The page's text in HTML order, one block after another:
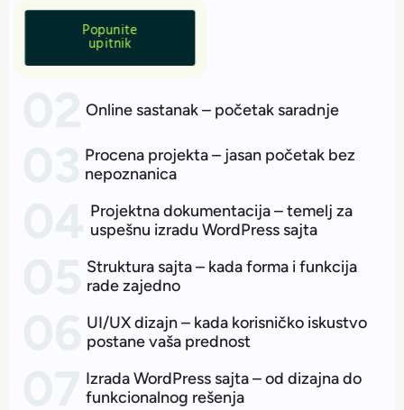
Popunite
upitnik
Online sastanak – početak saradnje
Procena projekta – jasan početak bez
nepoznanica
Projektna dokumentacija – temelj za
uspešnu izradu WordPress sajta
Struktura sajta – kada forma i funkcija
rade zajedno
UI/UX dizajn – kada korisničko iskustvo
postane vaša prednost
Izrada WordPress sajta – od dizajna do
funkcionalnog rešenja